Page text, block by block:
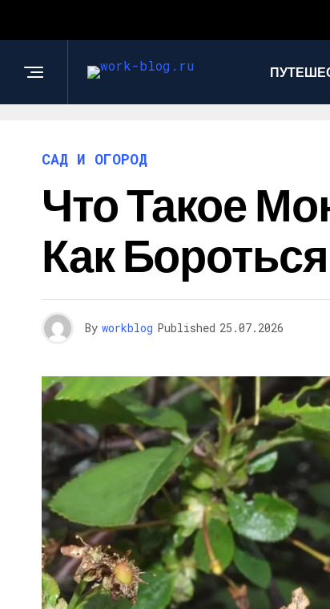
САД И ОГОРОД
Что Такое
Как
By workblog Published 25.07.2026